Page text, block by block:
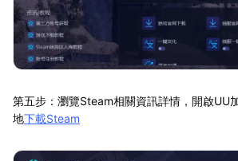
第五步：瀏覽Steam相關資訊詳情，開啟UU
地下載Steam